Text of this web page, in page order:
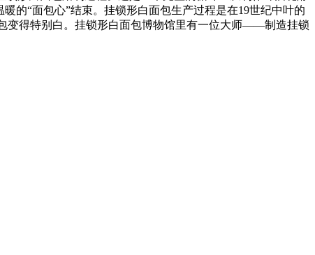
的“面包心”结束。挂锁形白面包生产过程是在19世纪中叶的
变得特别白。挂锁形白面包博物馆里有一位大师——制造挂锁